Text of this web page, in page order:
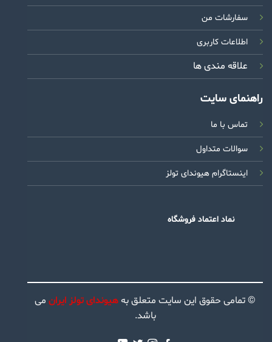
سفارشات من
اطلاعات کاربری
علاقه مندی ها
راهنمای سایت
تماس با ما
سوالات متداول
اینستاگرام هیوندای تولز
نماد اعتماد فروشگاه
© تمامی حقوق این سایت متعلق به هیوندای تولز ایران می
باشد.